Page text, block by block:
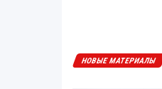
НОВЫЕ МАТЕРИАЛЫ